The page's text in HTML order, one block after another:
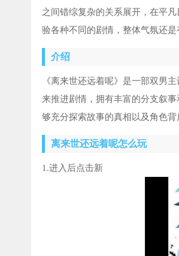
之间错综复杂的关系展开，在平
验各种不同的剧情，整体气氛还
介绍
《离来世还远着呢》是一部双男
来推进剧情，拥有丰富的分支叙
够充分探索故事的真相以及角色背
离来世还远着呢怎么玩
1.进入后点击新